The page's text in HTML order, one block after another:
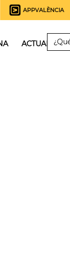
APPVALÈNCIA
ACTUALIDAD